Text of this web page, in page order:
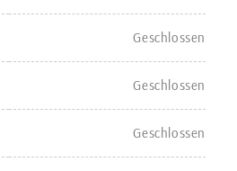
Geschlossen
Geschlossen
Geschlossen